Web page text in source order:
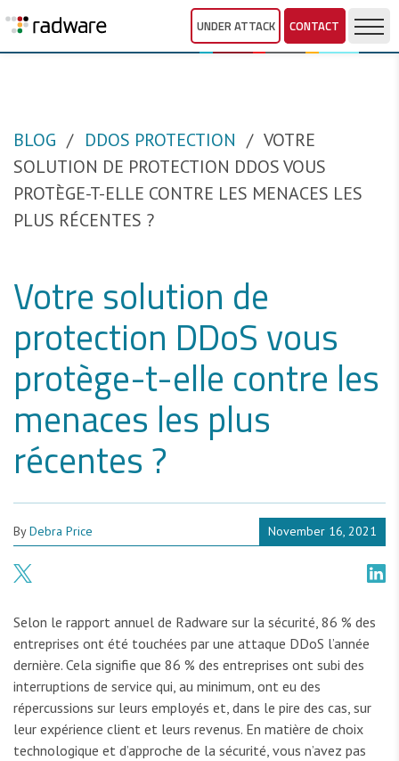
UNDER ATTACK CONTACT
BLOG DDOS PROTECTION
VOTRE
SOLUTION DE PROTECTION DDOS VOUS
PROTÈGE-T-ELLE CONTRE LES MENACES LES
PLUS RÉCENTES ?
Votre solution de
protection DDoS vous
protège-t-elle contre les
menaces les plus
récentes ?
ByDebra Price November 16, 2021
Selon le rapport annuel de Radware sur la sécurité, 86 % des
entreprises ont été touchées par une attaque DDoS l’année
dernière. Cela signifie que 86 % des entreprises ont subi des
interruptions de service qui, au minimum, ont eu des
répercussions sur leurs employés et, dans le pire des cas, sur
leur expérience client et leurs revenus. En matière de choix
technologique et d’approche de la sécurité, vous n’avez pas